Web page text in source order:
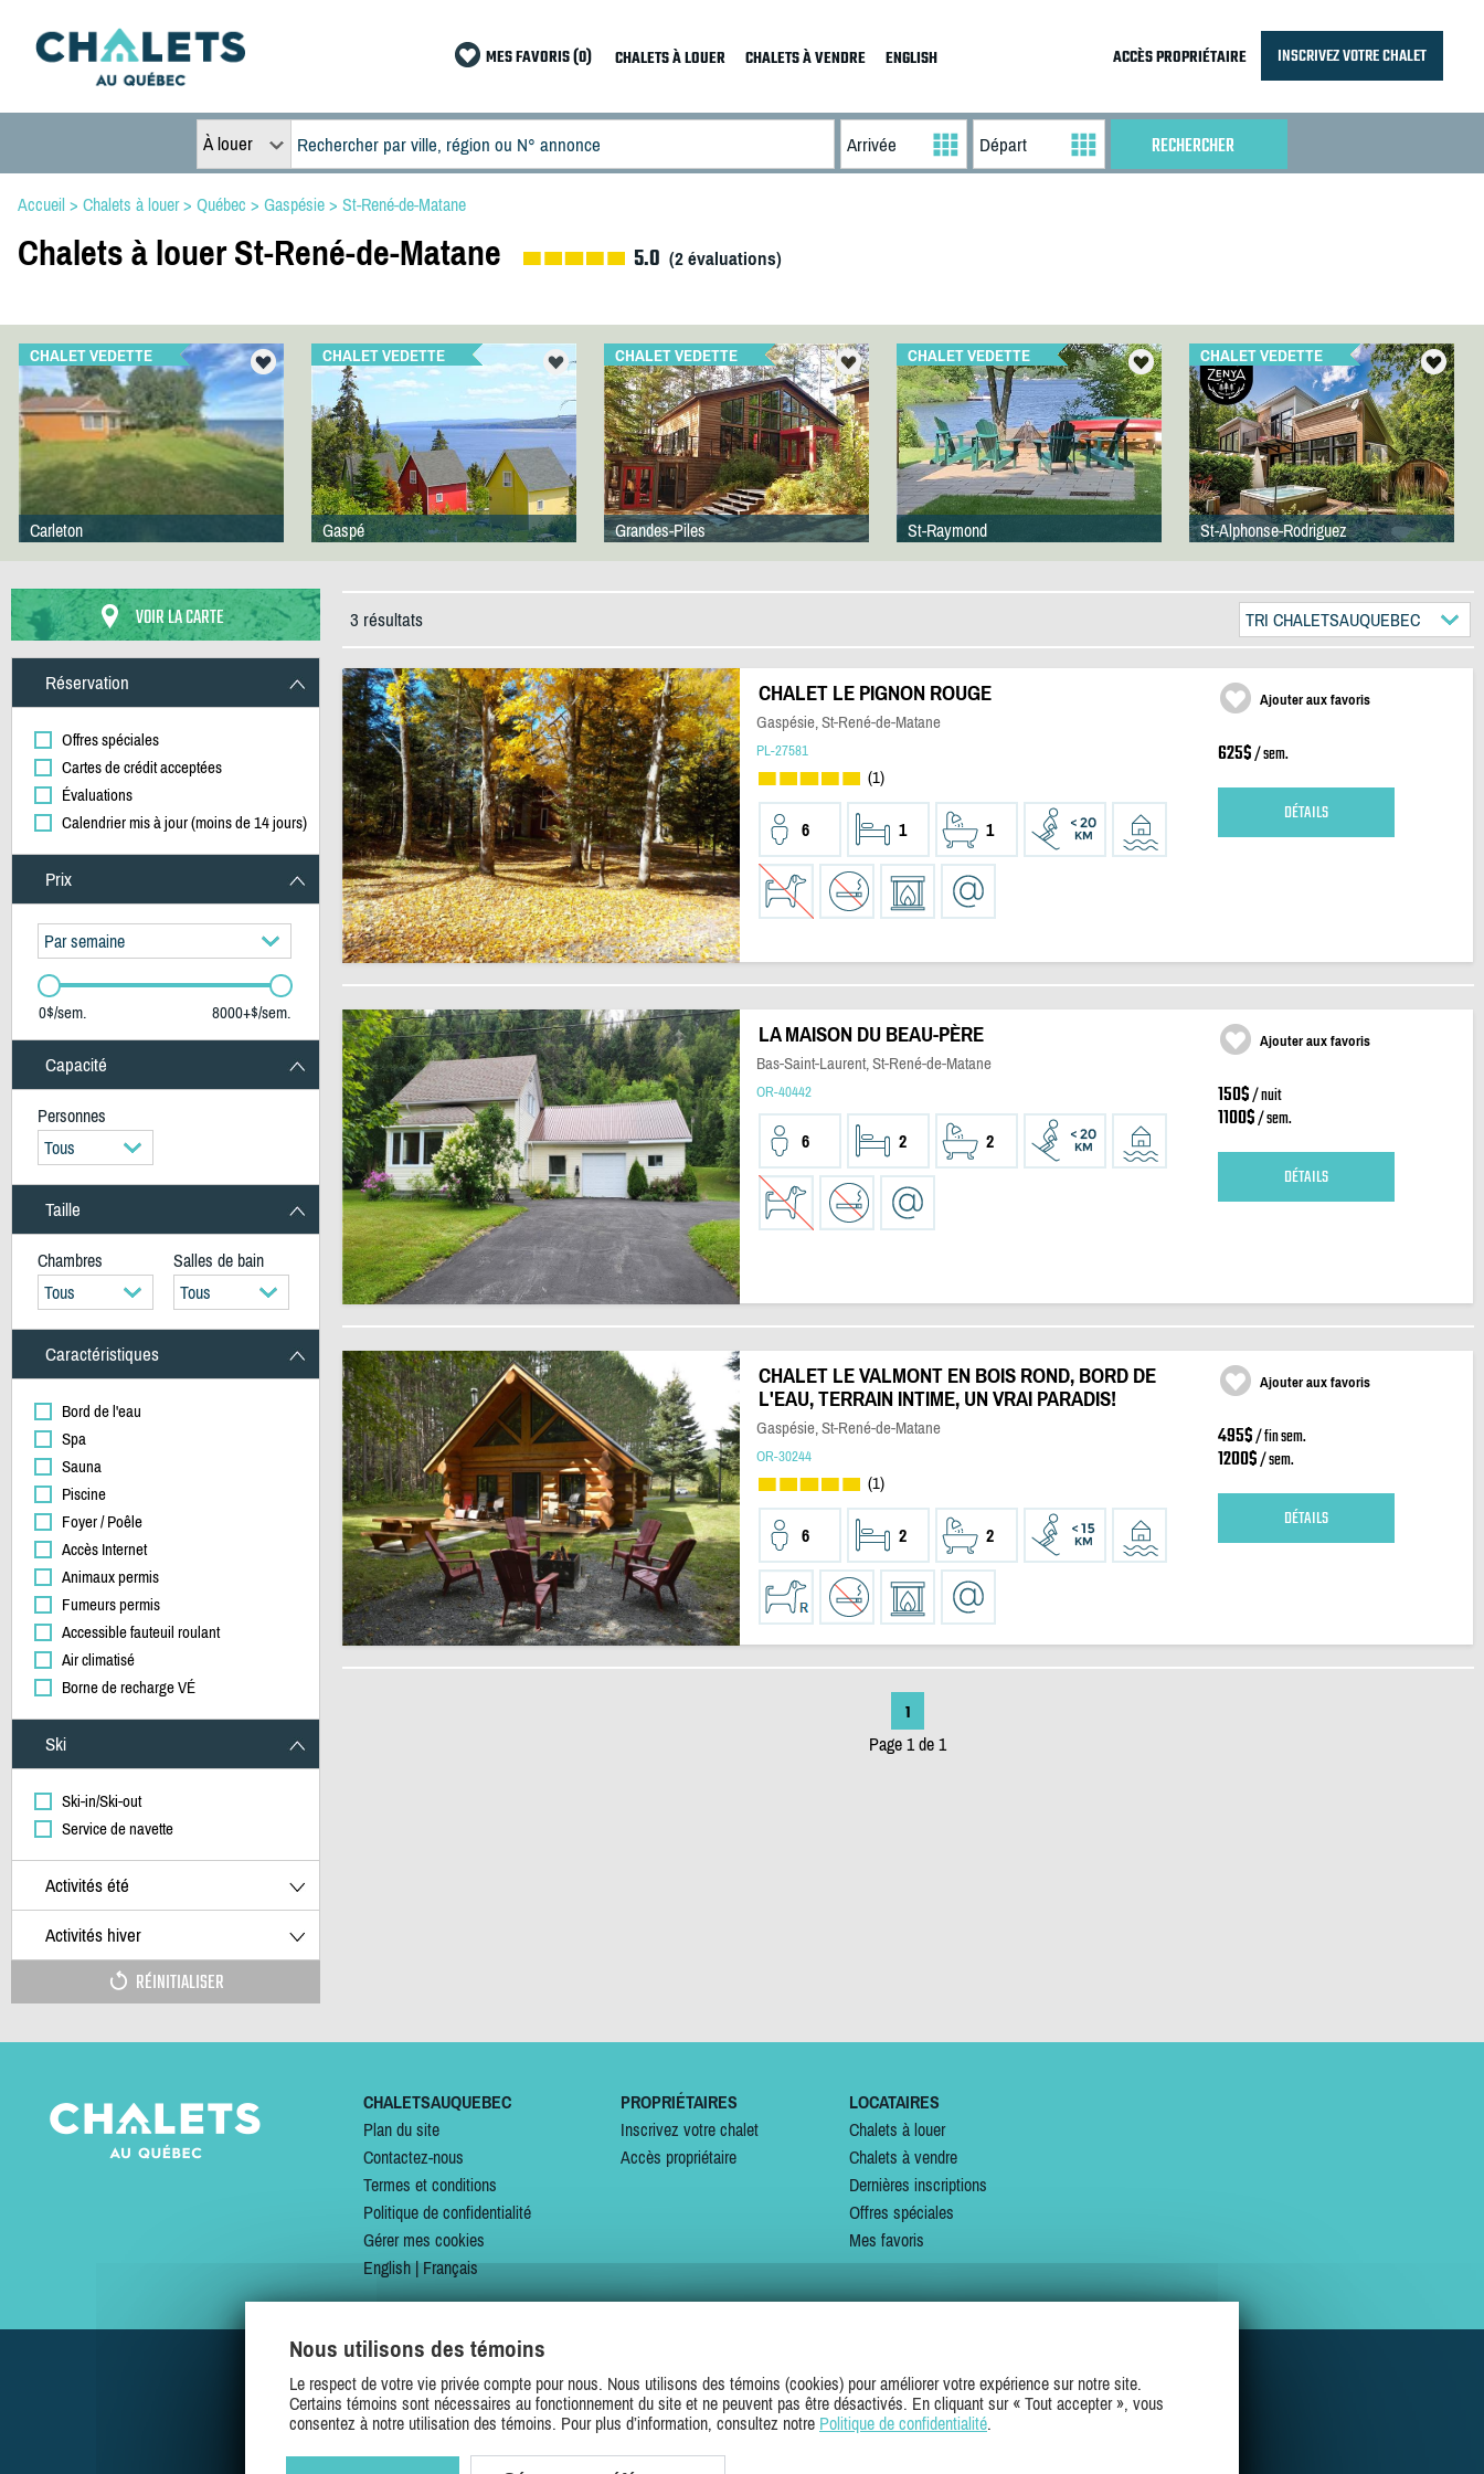
MES FAVORIS (0) CHALETS À LOUER CHALETS À VENDRE ENGLISH ACCÈS PROPRIÉTAIRE INSCRIVEZ VOTRE CHALET
À louer
Accueil > Chalets à louer> Québec > Gaspésie> St-René-de-Matane
Chalets à louer St-René-de-Matane 5.0 (2évaluations)
CHALET VEDETTE
Carleton
CHALET VEDETTE
Gaspé
CHALET VEDETTE
Grandes-Piles
CHALET VEDETTE
St-Raymond
CHALET VEDETTE
St-Alphonse-Rodriguez
VOIR LA CARTE
Réservation
Offres spéciales
Cartes de crédit acceptées
Évaluations
Calendrier mis à jour (moins de 14 jours)
Prix
Par semaine
0$/sem. 8000+$/sem.
Capacité
Personnes
Tous
Taille
Chambres
Salles de bain
Tous
Tous
Caractéristiques
Bord de l'eau
Spa
Sauna
Piscine
Foyer / Poêle
Accès Internet
Animaux permis
Fumeurs permis
Accessible fauteuil roulant
Air climatisé
Borne de recharge VÉ
Ski
Ski-in/Ski-out
Service de navette
Activités été
Activités hiver
RÉINITIALISER
3 résultats TRI CHALETSAUQUEBEC
CHALET LE PIGNON ROUGE
Gaspésie, St-René-de-Matane
PL-27581
(1)
6 1 1
Ajouter aux favoris
625$/ sem.
DÉTAILS
LA MAISON DU BEAU-PÈRE
Bas-Saint-Laurent, St-René-de-Matane
OR-40442
6 2 2
Ajouter aux favoris
150$/ nuit
1100$/ sem.
DÉTAILS
CHALET LE VALMONT EN BOIS ROND, BORD DE
L'EAU, TERRAIN INTIME, UN VRAI PARADIS!
Gaspésie, St-René-de-Matane
OR-30244
(1)
6 2 2
Ajouter aux favoris
495$/ fin sem.
1200$/ sem.
DÉTAILS
1
Page 1 de 1
CHALETSAUQUEBEC
Plan du site
Contactez-nous
Termes et conditions
Politique de confidentialité
Gérer mes cookies
English|Français
PROPRIÉTAIRES
Inscrivez votre chalet
Accès propriétaire
LOCATAIRES
Chalets à louer
Chalets à vendre
Dernières inscriptions
Offres spéciales
Mes favoris
SUIVEZ-NOUS SUR
Nous utilisons des témoins
Le respect de votre vie privée compte pour nous. Nous utilisons des témoins (cookies) pour améliorer votre expérience sur notre site.
Certains témoins sont nécessaires au fonctionnement du site et ne peuvent pas être désactivés. En cliquant sur « Tout accepter », vous
consentez à notre utilisation des témoins. Pour plus d’information, consultez notre Politique de confidentialité.